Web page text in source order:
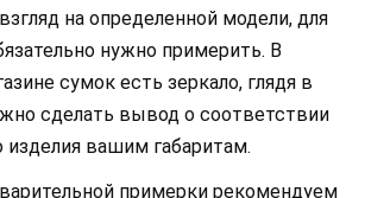
на определенной модели, для
нужно примерить. В
сумок есть зеркало, глядя в
сделать вывод о соответствии
изделия вашим габаритам.
примерки рекомендуем